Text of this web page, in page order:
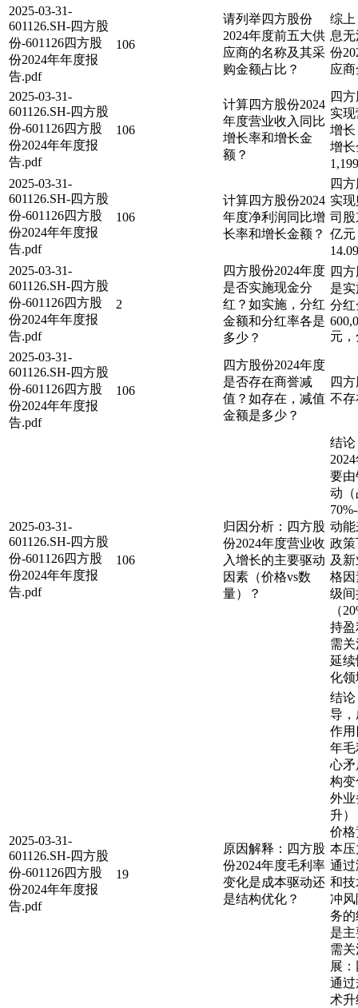
2025-03-31-
601126.SH-四方股
份-601126四方股
份2024年年度报
告.pdf
106
请列举四方股份
2024年度前五大供
应商的名称及其采
购金额占比？
综
息
份
应
2025-03-31-
601126.SH-四方股
份-601126四方股
份2024年年度报
告.pdf
106
计算四方股份2024
年度营业收入同比
增长率和增长金
额？
四
实
增长
增
2025-03-31-
601126.SH-四方股
份-601126四方股
份2024年年度报
告.pdf
106
计算四方股份2024
年度净利润同比增
长率和增长金额？
四
实
司股
亿
2025-03-31-
601126.SH-四方股
份-601126四方股
份2024年年度报
告.pdf
2
四方股份2024年度
是否实施现金分
红？如实施，分红
金额和分红率各是
多少？
四
是
分
元，
2025-03-31-
601126.SH-四方股
份-601126四方股
份2024年年度报
告.pdf
106
四方股份2024年度
是否存在商誉减
值？如存在，减值
金额是多少？
四
不
2025-03-31-
601126.SH-四方股
份-601126四方股
份2024年年度报
告.pdf
106
归因分析：四方股
份2024年度营业收
入增长的主要驱动
因素（价格vs数
量）？
结
要
动
动
政
及
格
级
（
持
需
延
化
2025-03-31-
601126.SH-四方股
份-601126四方股
份2024年年度报
告.pdf
19
原因解释：四方股
份2024年度毛利率
变化是成本驱动还
是结构优化？
结
导
作用
年
心
构
外
升
价
本
通
和
冲
务
是
需
展
通
术